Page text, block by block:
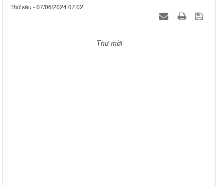
Thứ sáu - 07/06/2024 07:02
Thư mời